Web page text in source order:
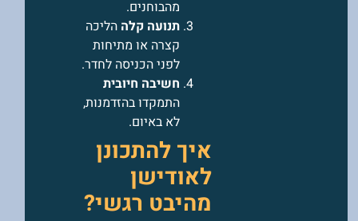
מהבוחנים.
תנועה קלה הליכה
קצרה או מתיחות
לפני הכניסה לחדר.
חשיבה חיובית
התמקדו בהזדמנות,
לא באיום.
איך להתכונן
לאודישן
מהיבט רגשי?